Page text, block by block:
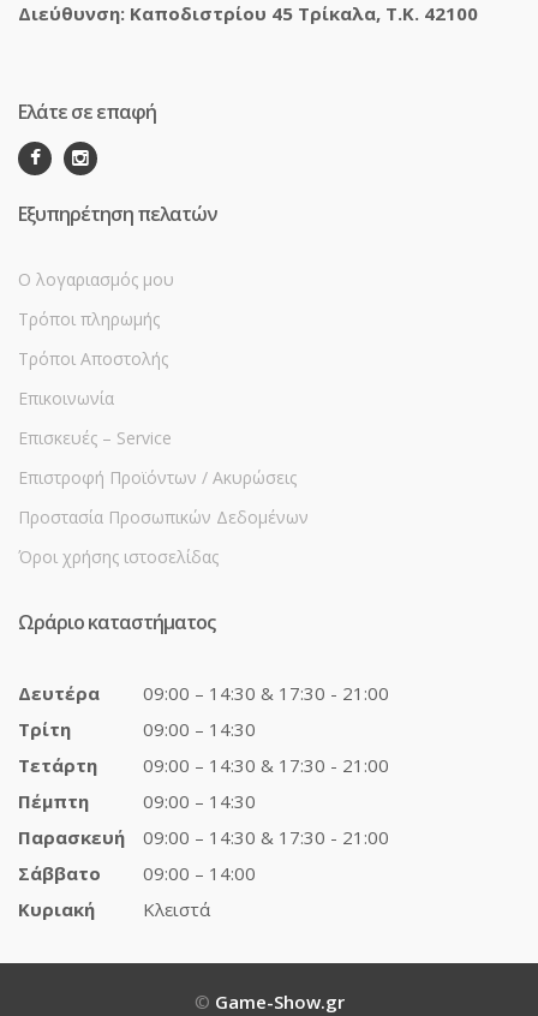
Διεύθυνση: Καποδιστρίου 45 Τρίκαλα, Τ.Κ. 42100
Ελάτε σε επαφή
Εξυπηρέτηση πελατών
Ο λογαριασμός μου
Τρόποι πληρωμής
Τρόποι Αποστολής
Επικοινωνία
Επισκευές – Service
Επιστροφή Προϊόντων / Ακυρώσεις
Προστασία Προσωπικών Δεδομένων
Όροι χρήσης ιστοσελίδας
Ωράριο καταστήματος
Δευτέρα
09:00 – 14:30 & 17:30 - 21:00
Τρίτη
09:00 – 14:30
Τετάρτη
09:00 – 14:30 & 17:30 - 21:00
Πέμπτη
09:00 – 14:30
Παρασκευή
09:00 – 14:30 & 17:30 - 21:00
Σάββατο
09:00 – 14:00
Κυριακή
Κλειστά
© Game-Show.gr